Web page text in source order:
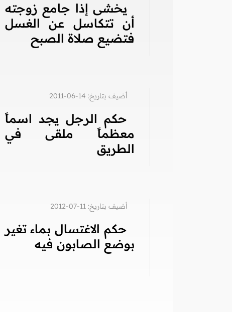
يخشى إذا جامع زوجته
أن تتكاسل عن الغسل
فتضيع صلاة الصبح
أضيف بتاريخ: 14-06-2011
حكم الرجل يجد اسماً
معظماً ملقى في
الطريق
أضيف بتاريخ: 11-07-2012
حكم الاغتسال بماء تغير
بوضع الصابون فيه